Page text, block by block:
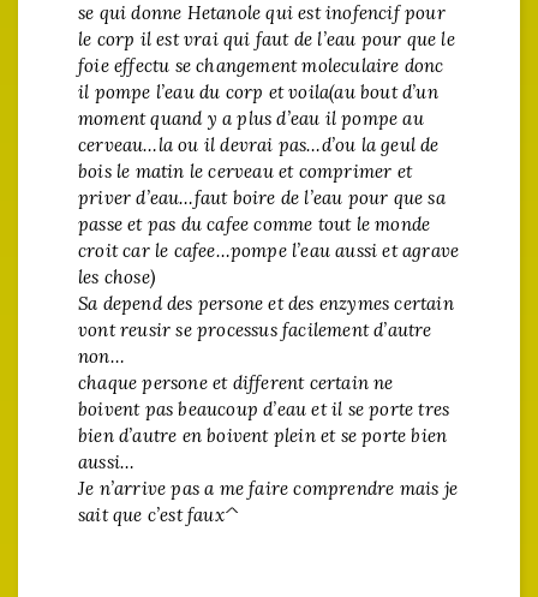
se qui donne Hetanole qui est inofencif pour
le corp il est vrai qui faut de l’eau pour que le
foie effectu se changement moleculaire donc
il pompe l’eau du corp et voila(au bout d’un
moment quand y a plus d’eau il pompe au
cerveau…la ou il devrai pas…d’ou la geul de
bois le matin le cerveau et comprimer et
priver d’eau…faut boire de l’eau pour que sa
passe et pas du cafee comme tout le monde
croit car le cafee…pompe l’eau aussi et agrave
les chose)
Sa depend des persone et des enzymes certain
vont reusir se processus facilement d’autre
non…
chaque persone et different certain ne
boivent pas beaucoup d’eau et il se porte tres
bien d’autre en boivent plein et se porte bien
aussi…
Je n’arrive pas a me faire comprendre mais je
sait que c’est faux^